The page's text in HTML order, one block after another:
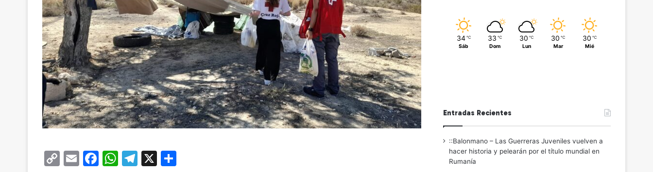
C
E
F
W T
X
34 ℃
Sáb
33 ℃
Dom
30 ℃
Lun
30 ℃
Mar
30 ℃
Mié
Entradas Recientes
::Balonmano – Las Guerreras Juveniles vuelven a
hacer historia y pelearán por el título mundial en
Rumanía